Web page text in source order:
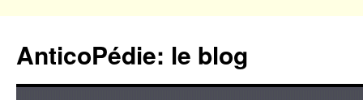
contenu
AnticoPédie: le blog